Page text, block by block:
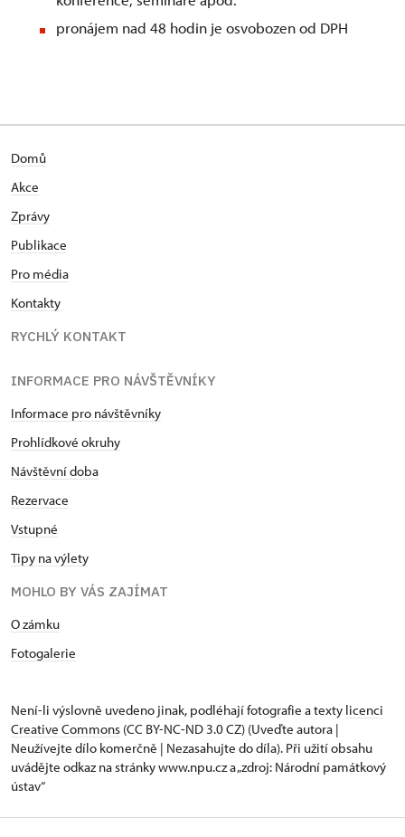
pronájem nad 48 hodin je osvobozen od DPH
Domů
Akce
Zprávy
Publikace
Pro média
Kontakty
RYCHLÝ KONTAKT
INFORMACE PRO NÁVŠTĚVNÍKY
Informace pro návštěvníky
Prohlídkové okruhy
Návštěvní doba
Rezervace
Vstupné
Tipy na výlety
MOHLO BY VÁS ZAJÍMAT
O zámku
Fotogalerie
Není-li výslovně uvedeno jinak, podléhají fotografie a texty licenci
Creative Commons (CC BY-NC-ND 3.0 CZ) (Uveďte autora |
Neužívejte dílo komerčně | Nezasahujte do díla). Při užití obsahu
uvádějte odkaz na stránky www.npu.cz a „zdroj: Národní památkový
ústav“